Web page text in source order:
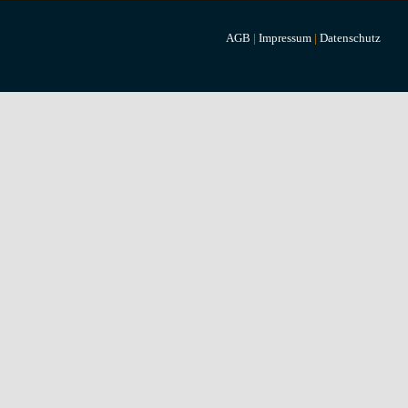
AGB | Impressum | Datenschutz